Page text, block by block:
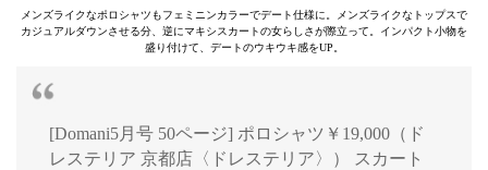
メンズライクなポロシャツもフェミニンカラーでデート仕様に。メンズライクなトップスで
カジュアルダウンさせる分、逆にマキシスカートの女らしさが際立って。インパクト小物を
盛り付けて、デートのウキウキ感をUP。
[Domani5月号 50ページ] ポロシャツ￥19,000（ド
レステリア 京都店〈ドレステリア〉） スカート